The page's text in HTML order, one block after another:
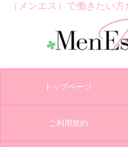
（メンエス）で働きたい方
トップページ
ご利用規約